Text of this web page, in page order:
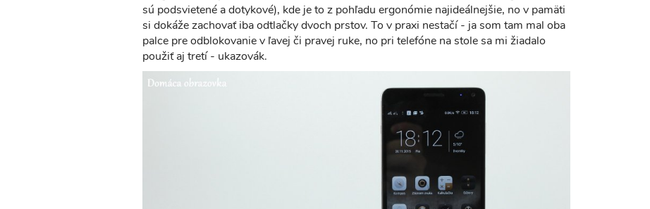
sú podsvietené a dotykové), kde je to z pohľadu ergonómie najideálnejšie, no v pamäti
si dokáže zachovať iba odtlačky dvoch prstov. To v praxi nestačí - ja som tam mal oba
palce pre odblokovanie v ľavej či pravej ruke, no pri telefóne na stole sa mi žiadalo
použiť aj tretí - ukazovák.